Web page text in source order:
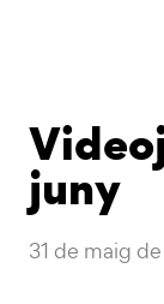
juny
31 de maig